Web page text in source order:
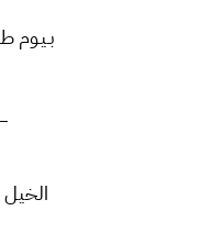
بـيـوم
الخيل